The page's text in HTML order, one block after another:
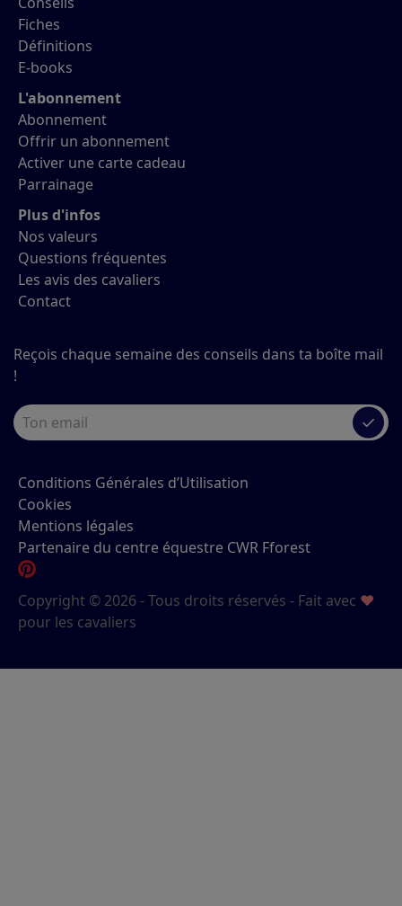
Fiches
Définitions
E-books
L'abonnement
Abonnement
Offrir un abonnement
Activer une carte cadeau
Parrainage
Plus d'infos
Nos valeurs
Questions fréquentes
Les avis des cavaliers
Contact
Reçois chaque semaine des conseils dans ta boîte mail
!
✓
Conditions Générales d’Utilisation
Cookies
Mentions légales
Partenaire du centre équestre CWR Fforest
Copyright © 2026 - Tous droits réservés - Fait avec ♥
pour les cavaliers